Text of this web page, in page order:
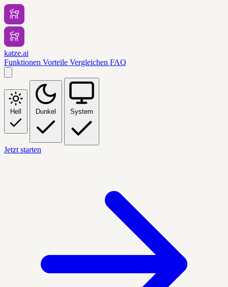
katze.ai
Funktionen Vorteile Vergleichen FAQ
Hell Dunkel System
Jetzt starten